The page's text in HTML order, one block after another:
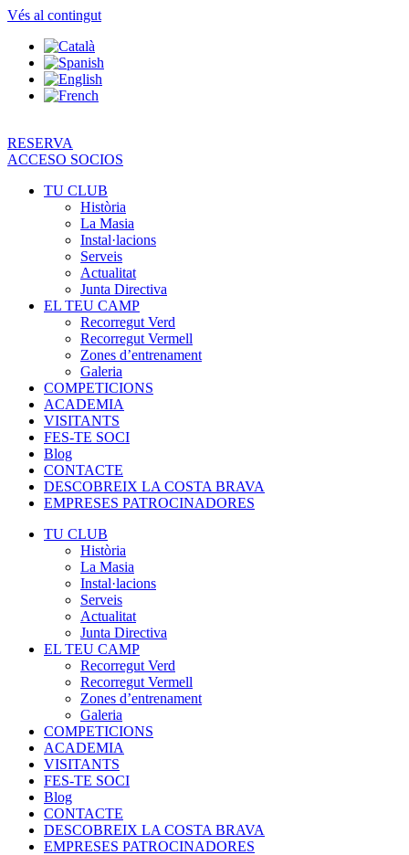
Vés al contingut
RESERVA
ACCESO SOCIOS
TU CLUB
Història
La Masia
Instal·lacions
Serveis
Actualitat
Junta Directiva
EL TEU CAMP
Recorregut Verd
Recorregut Vermell
Zones d’entrenament
Galeria
COMPETICIONS
ACADEMIA
VISITANTS
FES-TE SOCI
Blog
CONTACTE
DESCOBREIX LA COSTA BRAVA
EMPRESES PATROCINADORES
TU CLUB
Història
La Masia
Instal·lacions
Serveis
Actualitat
Junta Directiva
EL TEU CAMP
Recorregut Verd
Recorregut Vermell
Zones d’entrenament
Galeria
COMPETICIONS
ACADEMIA
VISITANTS
FES-TE SOCI
Blog
CONTACTE
DESCOBREIX LA COSTA BRAVA
EMPRESES PATROCINADORES